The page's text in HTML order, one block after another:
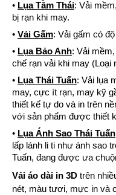
• Lụa Tằm Thái: Vải
bị rạn khi may.
• Vải Gấm: Vải gấm có
• Lụa Bảo Anh: Vải
chế rạn vải khi may (Loại
• Lụa Thái Tuấn: Vải lụa
may, cực ít rạn, may kỹ
thiết kế tự do và in trên
với sản phẩm được thiết
• Lụa Ánh Sao Thái Tuấn
lấp lánh li ti như ánh sao
Tuấn, đang được ưa
Vải áo dài in 3D trên
nét, màu tươi, mực in và